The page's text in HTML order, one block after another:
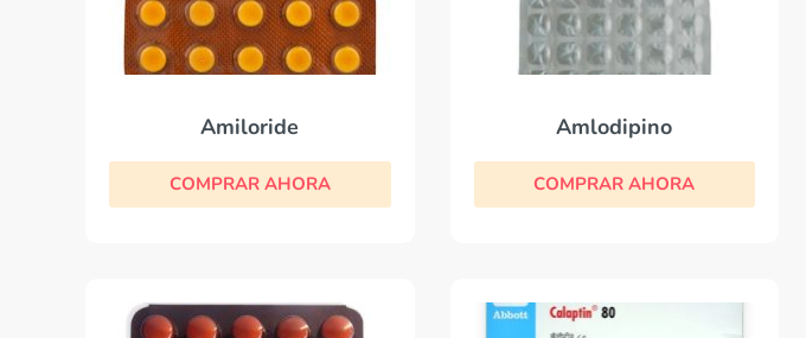
Amiloride
COMPRAR AHORA
Amlodipino
COMPRAR AHORA